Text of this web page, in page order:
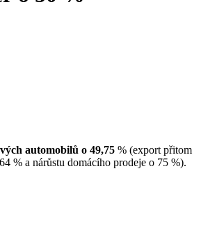
automobilů o 49,75 % (export přitom
% a nárůstu domácího prodeje o 75 %).